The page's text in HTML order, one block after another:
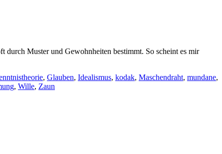
Muster und Gewohnheiten bestimmt. So scheint es mir
, Glauben, Idealismus, kodak, Maschendraht, mundane,
, Wille, Zaun